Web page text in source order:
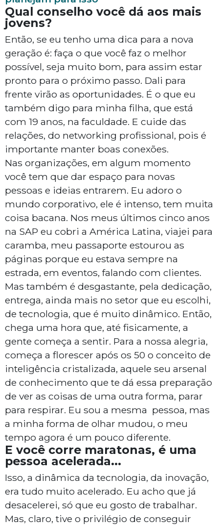
Qual conselho você dá aos mais
jovens?
Então, se eu tenho uma dica para a nova
geração é: faça o que você faz o melhor
possível, seja muito bom, para assim estar
pronto para o próximo passo. Dali para
frente virão as oportunidades. É o que eu
também digo para minha filha, que está
com 19 anos, na faculdade. E cuide das
relações, do networking profissional, pois é
importante manter boas conexões.
Nas organizações, em algum momento
você tem que dar espaço para novas
pessoas e ideias entrarem. Eu adoro o
mundo corporativo, ele é intenso, tem muita
coisa bacana. Nos meus últimos cinco anos
na SAP eu cobri a América Latina, viajei para
caramba, meu passaporte estourou as
páginas porque eu estava sempre na
estrada, em eventos, falando com clientes.
Mas também é desgastante, pela dedicação,
entrega, ainda mais no setor que eu escolhi,
de tecnologia, que é muito dinâmico. Então,
chega uma hora que, até fisicamente, a
gente começa a sentir. Para a nossa alegria,
começa a florescer após os 50 o conceito de
inteligência cristalizada, aquele seu arsenal
de conhecimento que te dá essa preparação
de ver as coisas de uma outra forma, parar
para respirar. Eu sou a mesma pessoa, mas
a minha forma de olhar mudou, o meu
tempo agora é um pouco diferente.
E você corre maratonas, é uma
pessoa acelerada...
Isso, a dinâmica da tecnologia, da inovação,
era tudo muito acelerado. Eu acho que já
desacelerei, só que eu gosto de trabalhar.
Mas, claro, tive o privilégio de conseguir